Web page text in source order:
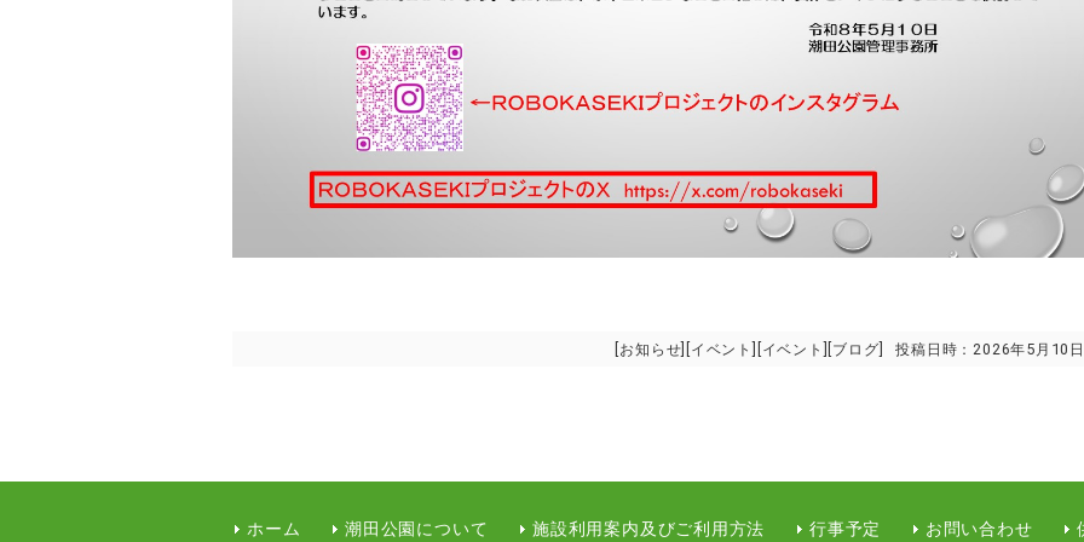
お知らせ イベント イベント ブログ 投稿日時：2026年5月10日
ホーム 潮田公園について 施設利用案内及びご利用方法 行事予定 お問い合わせ